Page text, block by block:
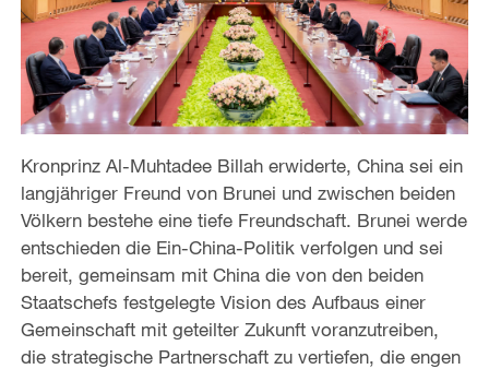
Kronprinz Al-Muhtadee Billah erwiderte, China sei ein
langjähriger Freund von Brunei und zwischen beiden
Völkern bestehe eine tiefe Freundschaft. Brunei werde
entschieden die Ein-China-Politik verfolgen und sei
bereit, gemeinsam mit China die von den beiden
Staatschefs festgelegte Vision des Aufbaus einer
Gemeinschaft mit geteilter Zukunft voranzutreiben,
die strategische Partnerschaft zu vertiefen, die engen